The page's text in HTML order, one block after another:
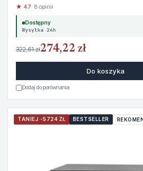
★ 4.7· 8 opinii
Dostępny
Wysyłka 24h
322,61 zł274,22 zł
Do koszyka
Dodaj do porównania
TANIEJ -5724 ZŁ BESTSELLER